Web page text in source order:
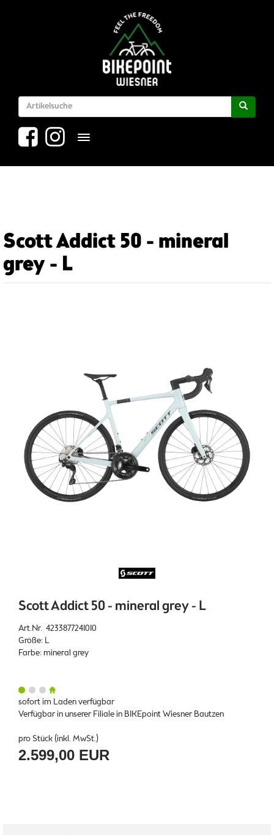
Toggle navigation
Scott Addict 50 - mineral
grey - L
Scott Addict 50 - mineral grey - L
Art.Nr. 4233877241010
Größe: L
Farbe: mineral grey
sofort im Laden verfügbar
Verfügbar in unserer Filiale in BIKEpoint Wiesner Bautzen
pro Stück (inkl. MwSt.)
2.599,00 EUR